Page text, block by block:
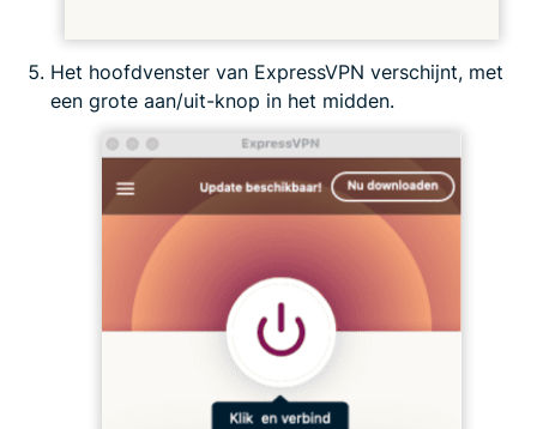
Het hoofdvenster van ExpressVPN verschijnt, met
een grote aan/uit-knop in het midden.